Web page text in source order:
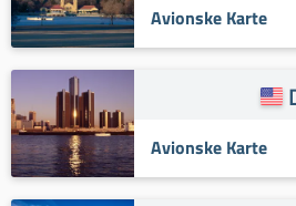
Avionske Karte
Avionske Karte